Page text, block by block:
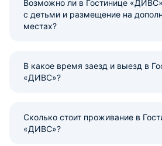
Возможно ли в Гостинице
с детьми и размещение на
местах?
В какое время заезд и выезд в
«ДИВС»?
Сколько стоит проживание в
«ДИВС»?